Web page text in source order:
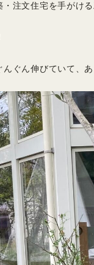
注文住宅を手がけ
ぐん伸びていて、